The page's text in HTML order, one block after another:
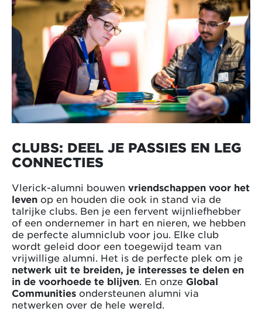
CLUBS: DEEL JE PASSIES EN LEG
CONNECTIES
Vlerick-alumni bouwen vriendschappen voor het
leven op en houden die ook in stand via de
talrijke clubs. Ben je een fervent wijnliefhebber
of een ondernemer in hart en nieren, we hebben
de perfecte alumniclub voor jou. Elke club
wordt geleid door een toegewijd team van
vrijwillige alumni. Het is de perfecte plek om je
netwerk uit te breiden, je interesses te delen en
in de voorhoede te blijven . En onze Global
Communities ondersteunen alumni via
netwerken over de hele wereld.